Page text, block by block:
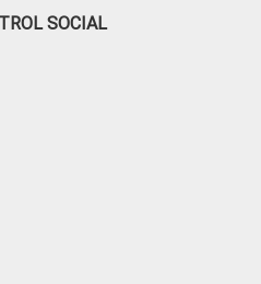
SOCIAL